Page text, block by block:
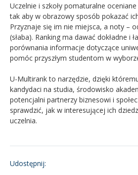
Uczelnie i szkoły pomaturalne
tak aby w obrazowy sposób pokazać
Przyznaje się im nie miejsca, a noty –
(słaba). Ranking ma dawać dokładne i
porównania informacje dotyczące
pomóc przyszłym studentom w
U-Multirank to narzędzie, dzięki
kandydaci na studia, środowisko
potencjalni partnerzy biznesowi i
sprawdzić, jak w interesującej ich
uczelnia.
Udostępnij: